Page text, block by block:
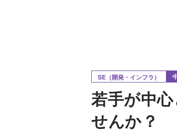
SE（開発・インフラ）
若手が中
せんか？